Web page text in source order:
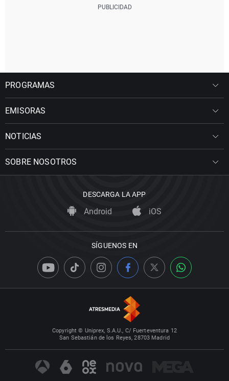
PROGRAMAS
EMISORAS
NOTICIAS
SOBRE NOSOTROS
DESCARGA LA APP
Android iOS
SÍGUENOS EN
Copyright © Uniprex, S.A.U., C/ Fuerteventura 12
San Sebastián de los Reyes, 28703 Madrid